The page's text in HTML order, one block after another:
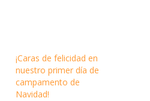
¡Caras de felicidad en
nuestro primer día de
campamento de
Navidad!